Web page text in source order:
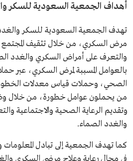
أهداف الجمعية السعودية للسكر
تهدف الجمعية السعودية للسكر
مرض السكري، من خلال تثقيف المجتمع
والتعرف على أمراض السكري والغدد
بالعوامل المسببة لمرض السكري، عبر
الصحي، وحملات قياس معدلات
من يحملون عوامل خطورة، من خلال
وتقديم الرعاية الصحية والاجتماعية
والغدد الصماء.
كما تهدف الجمعية إلى تبادل المعلومات
في مجال رعاية وعلاج مرضى السكري